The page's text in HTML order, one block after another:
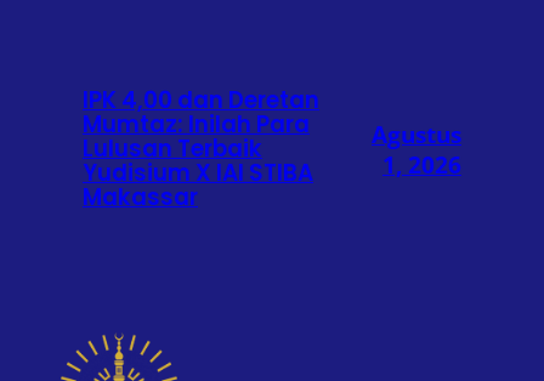
IPK 4,00 dan Deretan
Mumtaz: Inilah Para
Lulusan Terbaik
Yudisium X IAI STIBA
Makassar
Agustus
1, 2026